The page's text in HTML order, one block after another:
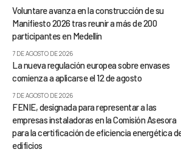
Voluntare avanza en la construcción de su
Manifiesto 2026 tras reunir a más de 200
participantes en Medellín
7 DE AGOSTO DE 2026
La nueva regulación europea sobre envases
comienza a aplicarse el 12 de agosto
7 DE AGOSTO DE 2026
FENIE, designada para representar a las
empresas instaladoras en la Comisión Asesora
para la certificación de eficiencia energética
edificios